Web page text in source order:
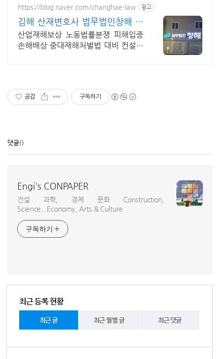
https://blog.naver.com/changhae-law 광고
김해 산재변호사 법무법인창해 일
요일 근무합니다
산업재해보상 노동법률분쟁 피해입증
손해배상 중대재해처벌법 대비 컨설팅
공감 구독하기
댓글()
Engi's CONPAPER
건설 과학, 경제 문화 Construction,
Science...Economy, Arts & Culture
구독하기
최근 등록 현황
최근 글 최근 월별 글 최근 댓글